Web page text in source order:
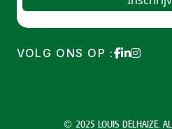
VOLG ONS OP :
© 2025 LOUIS DELHAIZE.